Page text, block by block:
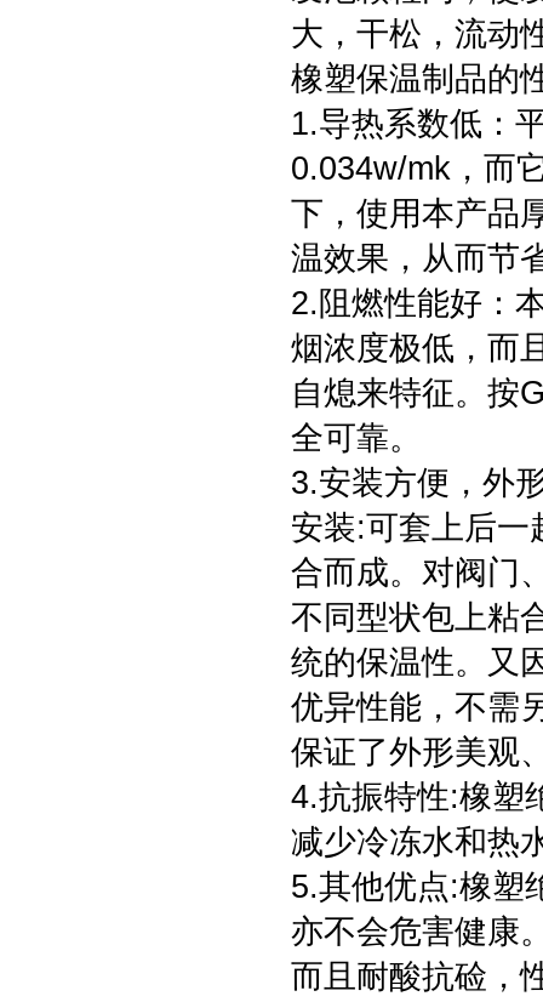
大，干松，流动
橡塑保温制品的
1.导热系数低：
0.034w/mk，而
下，使用本产品
温效果，从而节
2.阻燃性能好：
烟浓度极低，而
自熄来特征。按
全可靠。
3.安装方便，外
安装:可套上后一
合而成。对阀门
不同型状包上粘
统的保温性。又
优异性能，不需
保证了外形美观
4.抗振特性:橡塑
减少冷冻水和热
5.其他优点:橡塑
亦不会危害健康
而且耐酸抗硷，